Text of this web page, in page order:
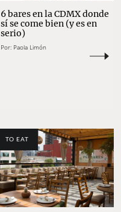
6 bares en la CDMX donde
sí se come bien (y es en
serio)
Por: Paola Limón
TO EAT